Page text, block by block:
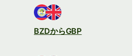
BZDからGBP